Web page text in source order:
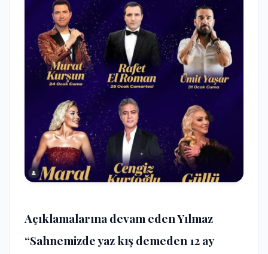
Açıklamalarına devam eden Yılmaz
“Sahnemizde yaz kış demeden 12 ay